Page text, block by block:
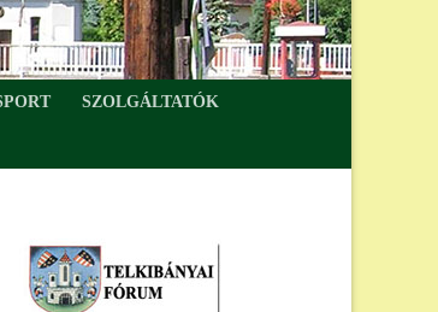
SZOLGÁLTATÓK